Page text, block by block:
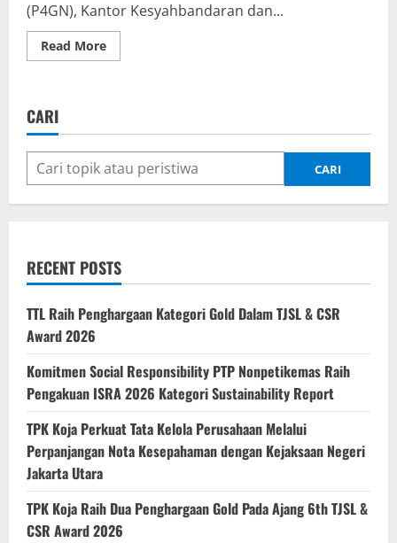
(P4GN), Kantor Kesyahbandaran dan...
Read MoreRead
more
Kelas
Cirebon
dan
BNN
Cirebon
ABK
CARI
CARI
RECENT POSTS
TTL Raih Penghargaan Kategori Gold Dalam TJSL & CSR
Award 2026
Komitmen Social Responsibility PTP Nonpetikemas Raih
Pengakuan ISRA 2026 Kategori Sustainability Report
TPK Koja Perkuat Tata Kelola Perusahaan Melalui
Perpanjangan Nota Kesepahaman dengan Kejaksaan Negeri
Jakarta Utara
TPK Koja Raih Dua Penghargaan Gold Pada Ajang 6th TJSL &
CSR Award 2026